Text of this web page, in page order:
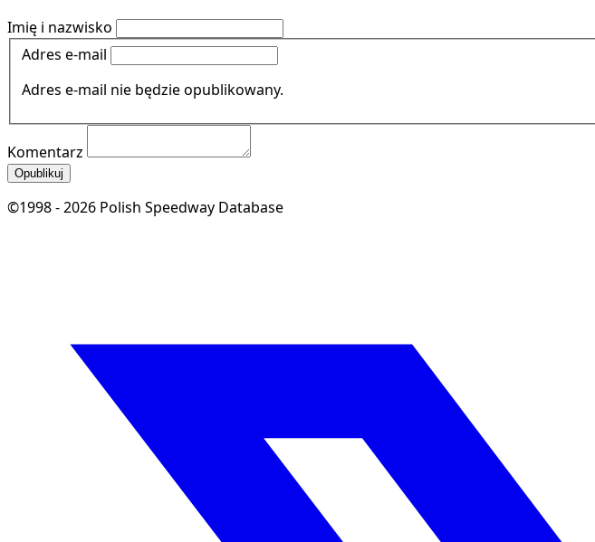
Imię i nazwisko
Adres e-mail
Adres e-mail nie będzie opublikowany.
Komentarz
Opublikuj
©1998 - 2026 Polish Speedway Database